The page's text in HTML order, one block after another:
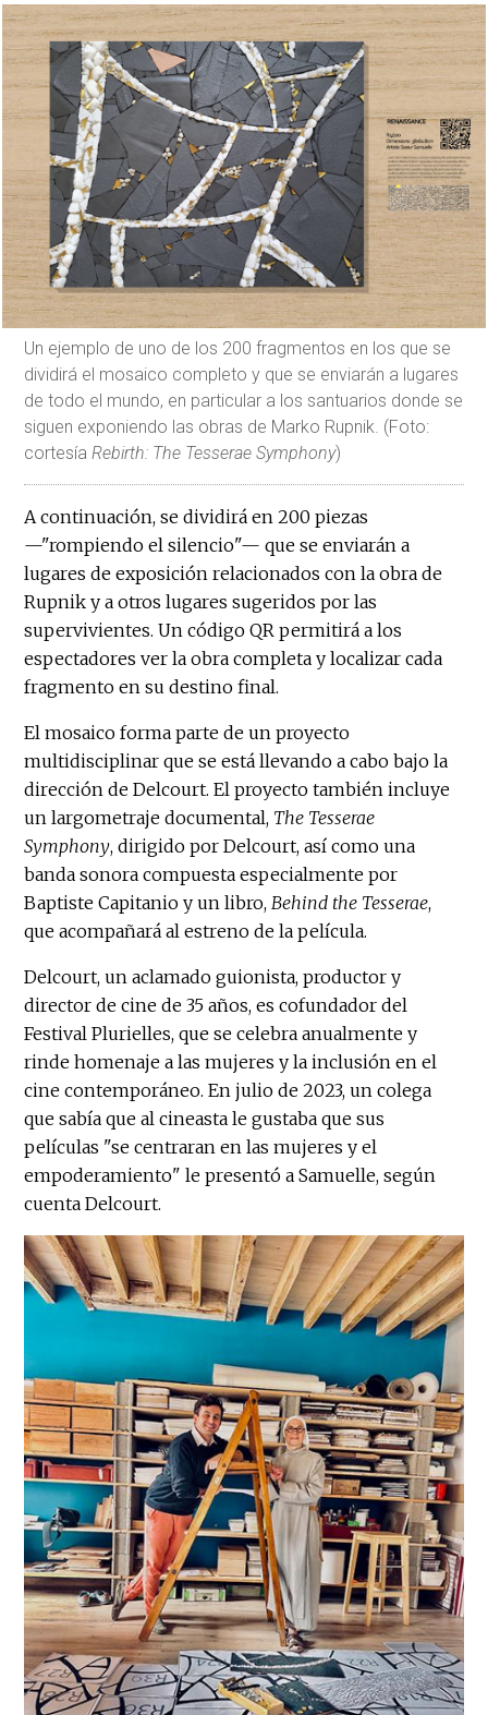
Un ejemplo de uno de los 200 fragmentos en los que se
dividirá el mosaico completo y que se enviarán a lugares
de todo el mundo, en particular a los santuarios donde se
siguen exponiendo las obras de Marko Rupnik. (Foto:
cortesíaRebirth: The Tesserae Symphony)
A continuación, se dividirá en 200 piezas
—"rompiendo el silencio"— que se enviarán a
lugares de exposición relacionados con la obra de
Rupnik y a otros lugares sugeridos por las
supervivientes. Un código QR permitirá a los
espectadores ver la obra completa y localizar cada
fragmento en su destino final.
El mosaico forma parte de un proyecto
multidisciplinar que se está llevando a cabo bajo la
dirección de Delcourt. El proyecto también incluye
un largometraje documental, The Tesserae
Symphony, dirigido por Delcourt, así como una
banda sonora compuesta especialmente por
Baptiste Capitanio y un libro, Behind the Tesserae,
que acompañará al estreno de la película.
Delcourt, un aclamado guionista, productor y
director de cine de 35 años, es cofundador del
Festival Plurielles, que se celebra anualmente y
rinde homenaje a las mujeres y la inclusión en el
cine contemporáneo. En julio de 2023, un colega
que sabía que al cineasta le gustaba que sus
películas "se centraran en las mujeres y el
empoderamiento" le presentó a Samuelle, según
cuenta Delcourt.